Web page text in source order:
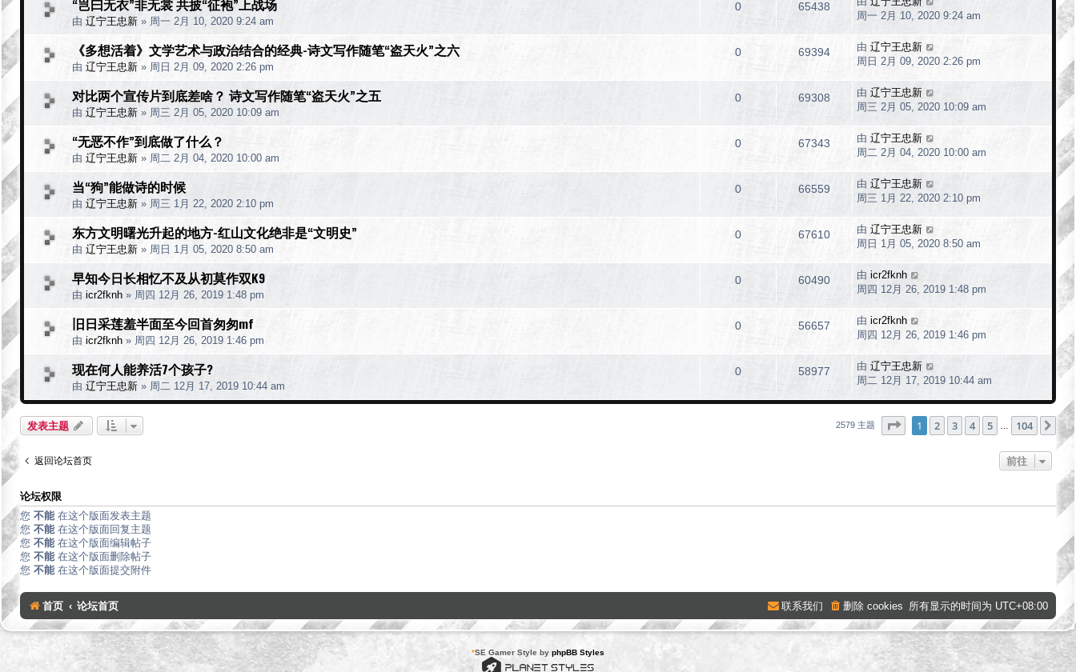
由 辽宁王忠新 » 周一 2月 10, 2020 9:24 am
0 65438
周一 2月 10, 2020 9:24 am
《多想活着》文学艺术与政治结合的经典-诗文写作随笔“盗天火”之六
由 辽宁王忠新 » 周日 2月 09, 2020 2:26 pm
0 69394 由 辽宁王忠新
周日 2月 09, 2020 2:26 pm
对比两个宣传片到底差啥？ 诗文写作随笔“盗天火”之五
由 辽宁王忠新 » 周三 2月 05, 2020 10:09 am
0 69308 由 辽宁王忠新
周三 2月 05, 2020 10:09 am
“无恶不作”到底做了什么？
由 辽宁王忠新 » 周二 2月 04, 2020 10:00 am
0 67343 由 辽宁王忠新
周二 2月 04, 2020 10:00 am
当“狗”能做诗的时候
由 辽宁王忠新 » 周三 1月 22, 2020 2:10 pm
0 66559 由 辽宁王忠新
周三 1月 22, 2020 2:10 pm
东方文明曙光升起的地方-红山文化绝非是“文明史”
由 辽宁王忠新 » 周日 1月 05, 2020 8:50 am
0 67610 由 辽宁王忠新
周日 1月 05, 2020 8:50 am
早知今日长相忆不及从初莫作双K9
由 icr2fknh » 周四 12月 26, 2019 1:48 pm
0 60490 由 icr2fknh
周四 12月 26, 2019 1:48 pm
旧日采莲羞半面至今回首匆匆mf
由 icr2fknh » 周四 12月 26, 2019 1:46 pm
0 56657 由 icr2fknh
周四 12月 26, 2019 1:46 pm
现在何人能养活7个孩子?
由 辽宁王忠新 » 周二 12月 17, 2019 10:44 am
0 58977 由 辽宁王忠新
周二 12月 17, 2019 10:44 am
发表主题 2579 主题 分页： 1 104
1 2 3 4 5 104 下
返回论坛首页 前往
论坛权限
您 不能 在这个版面发表主题
您 不能 在这个版面回复主题
您 不能 在这个版面编辑帖子
您 不能 在这个版面删除帖子
您 不能 在这个版面提交附件
首页 论坛首页 所有显示的时间为 UTC+08:00
删除 cookies
联系我们
*SE Gamer Style by phpBB Styles